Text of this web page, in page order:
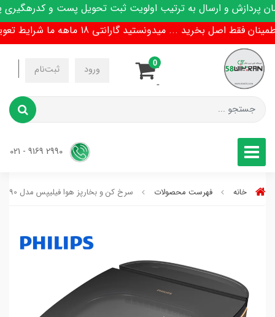
و ارسال به ترتیب اولویت ثبت تحویل پست و کدرهگیری
بخرید ... میدونستید گارانتی 18 ماهه ما شرایط تعویض هم داره !
ورود ثبت‌نام
-
-
0
خانه فهرست محصولات سرخ کن و بخارپز هوا فیلیپس مدل NX0960/90